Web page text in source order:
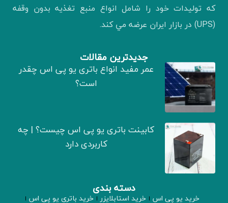
كه توليدات خود را شامل انواع منبع تغذيه بدون وقفه
(UPS) در بازار ايران عرضه مي كند.
جدیدترین مقالات
عمر مفید انواع باتری یو پی اس چقدر
است؟
کابینت باتری یو پی اس چیست؟ | چه
کاربردی دارد
دسته بندی
خرید یو پی اس خرید استابلایزر خرید باتری یو پی اس